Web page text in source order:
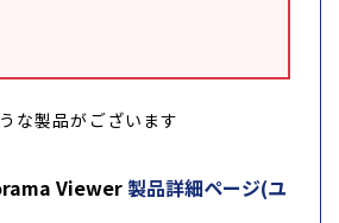
な製品がございます
Viewer 製品詳細ページ(ユ